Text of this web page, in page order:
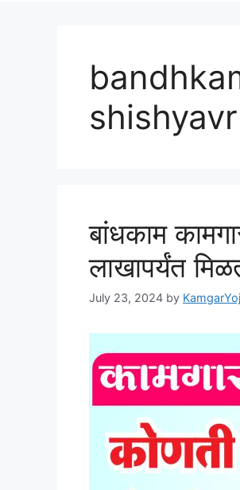
बांधकाम
लाखापर्यंत
July 23, 2024 by